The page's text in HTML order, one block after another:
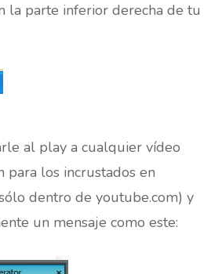
la parte inferior derecha de tu
al play a cualquier vídeo
para los incrustados en
dentro de youtube.com) y
un mensaje como este: